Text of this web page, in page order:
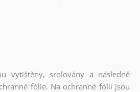
vytištěny, srolovány a následně
fólie. Na ochranné fólii jsou